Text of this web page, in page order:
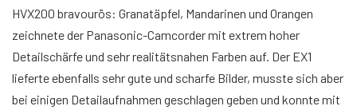
HVX200 bravourös: Granatäpfel, Mandarinen und Orangen
zeichnete der Panasonic-Camcorder mit extrem hoher
Detailschärfe und sehr realitätsnahen Farben auf. Der EX1
lieferte ebenfalls sehr gute und scharfe Bilder, musste sich aber
bei einigen Detailaufnahmen geschlagen geben und konnte mit